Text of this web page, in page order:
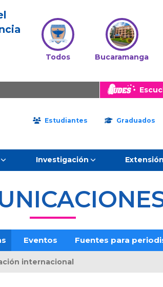
Todos Bucaramanga
Estudiantes Graduados
Investigación Extensión
Eventos Fuentes para
internacional